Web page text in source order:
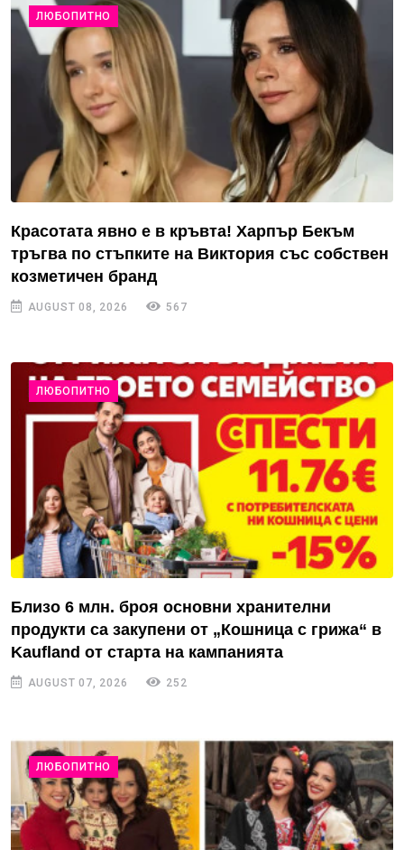
ЛЮБОПИТНО
Красотата явно е в кръвта! Харпър Бекъм
тръгва по стъпките на Виктория със собствен
козметичен бранд
AUGUST 08, 2026 567
ЛЮБОПИТНО
Близо 6 млн. броя основни хранителни
продукти са закупени от „Кошница с грижа“ в
Kaufland от старта на кампанията
AUGUST 07, 2026 252
ЛЮБОПИТНО